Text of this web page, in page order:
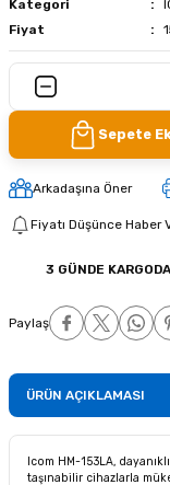
Kategori
Fiyat
Sepete
Arkadaşına Öner
Fiyatı Düşünce Haber
3 GÜNDE KARGODA
Paylaş
ÜRÜN AÇIKLAMASI
Icom HM-153LA,
taşınabilir cihazlarla